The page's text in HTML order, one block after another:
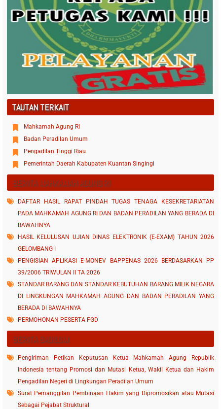
TAUTAN TERKAIT
Mahkamah Agung RI
Badan Peradilan Umum
Pengadilan Tinggi Riau
Pemerintah Daerah Kabupaten Kuantan Singingi
BERITA MAHKAMAH AGUNG RI
DAFTAR HASIL RAPAT PINDAH TUGAS TENAGA KESEKRETARIATAN
PADA MAHKAMAH AGUNG RI DAN BADAN PERADILAN YANG BERADA DI
BAWAHNYA
HASIL KELULUSAN UJIAN DINAS ELEKTRONIK (E-EXAM) TAHUN 2026
GELOMBANG I
PENGISIAN APLIKASI E-MONEV BAPPENAS 2026 BERDASARKAN PP
39/2006 TRIWULAN II TA 2026
STANDAR BARANG DAN STANDAR KEBUTUHAN BARANG MILIK NEGARA
DI LINGKUNGAN MAHKAMAH AGUNG DAN BADAN PERADILAN YANG
BERADA DI BAWAHNYA
PERMOHONAN PESERTA FGD
BERITA BADILUM
Pengiriman Petikan Keputusan Ketua Mahkamah Agung Republik
Indonesia tentang Promosi dan Mutasi Ketua, Wakil Ketua dan Hakim
Pengadilan Negeri di Lingkungan Peradilan Umum
Surat Pemanggilan Pembinaan Hakim yang Dipromosikan atau Mutasi
Sebagai Pejabat Struktural